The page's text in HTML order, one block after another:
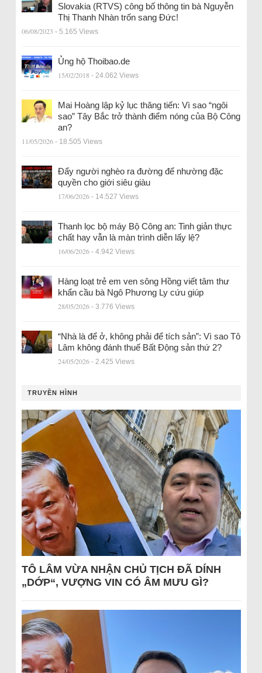
Slovakia (RTVS) công bố thông tin bà Nguyễn
Thị Thanh Nhàn trốn sang Đức!
06/08/2023 - 5.165 Views
Ủng hộ Thoibao.de
15/02/2018 - 24.062 Views
Mai Hoàng lập kỷ lục thăng tiến: Vì sao “ngôi
sao” Tây Bắc trở thành điểm nóng của Bộ Công
an?
11/05/2026 - 18.505 Views
Đẩy người nghèo ra đường để nhường đặc
quyền cho giới siêu giàu
17/06/2026 - 14.527 Views
Thanh lọc bộ máy Bộ Công an: Tinh giản thực
chất hay vẫn là màn trình diễn lấy lệ?
16/06/2026 - 4.942 Views
Hàng loạt trẻ em ven sông Hồng viết tâm thư
khẩn cầu bà Ngô Phương Ly cứu giúp
28/05/2026 - 3.776 Views
“Nhà là để ở, không phải để tích sản”: Vì sao Tô
Lâm không đánh thuế Bất Động sản thứ 2?
24/05/2026 - 2.425 Views
TRUYỀN HÌNH
TÔ LÂM VỪA NHẬN CHỦ TỊCH ĐÃ DÍNH
„DỚP“, VƯỢNG VIN CÓ ÂM MƯU GÌ?